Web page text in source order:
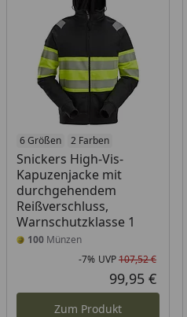
6 Größen 2 Farben
Snickers High-Vis-
Kapuzenjacke mit
durchgehendem
Reißverschluss,
Warnschutzklasse 1
100 Münzen
-7% UVP107,52 €
99,95 €
Zum Produkt